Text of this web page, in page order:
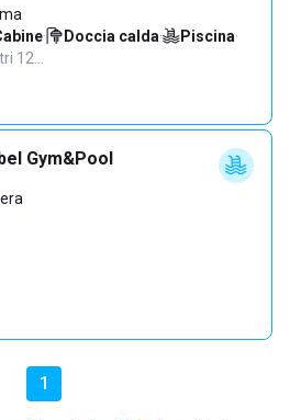
· Doccia calda· Piscina·
12…
Gym&Pool
1